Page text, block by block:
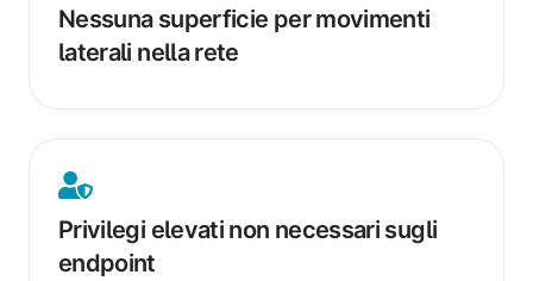
Nessuna superficie per movimenti
laterali nella rete
per
movimenti
Privilegi elevati non necessari sugli
endpoint
Privilegi
non
necessari